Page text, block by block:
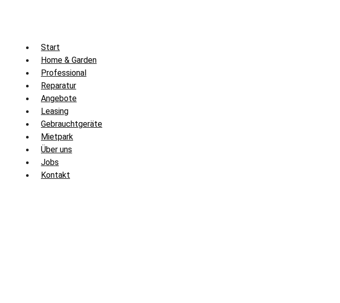
Start
Home & Garden
Professional
Reparatur
Angebote
Leasing
Gebrauchtgeräte
Mietpark
Über uns
Jobs
Kontakt